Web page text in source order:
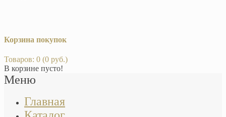
Корзина покупок
Товаров: 0 (0 руб.)
В корзине пусто!
Меню
Главная